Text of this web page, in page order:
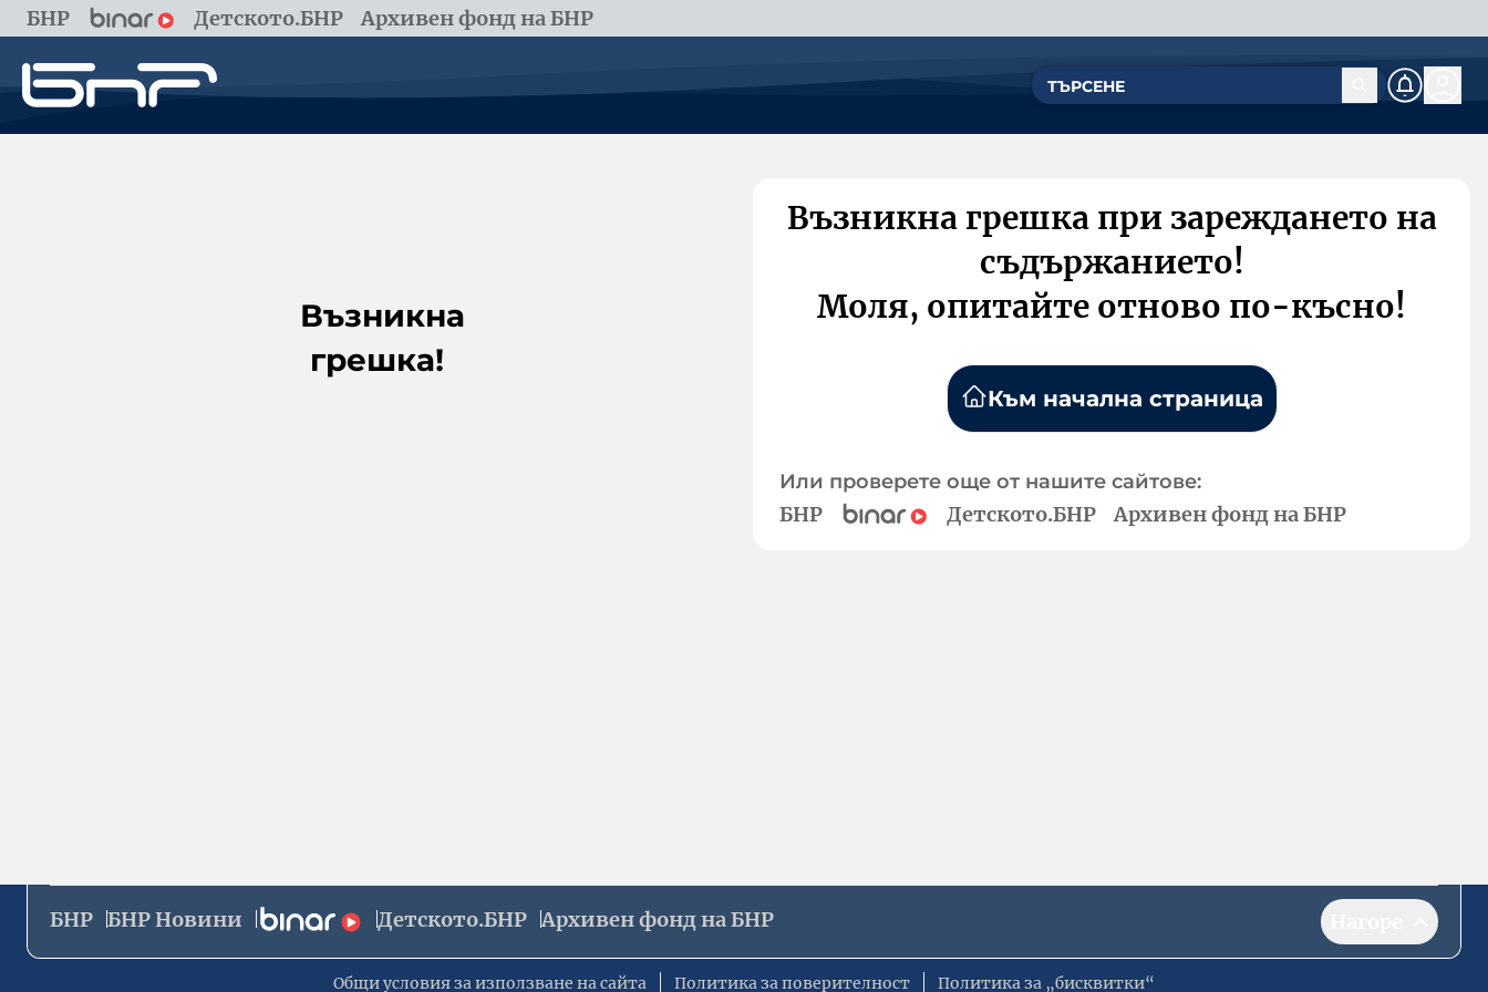
БНР Детското.БНР Архивен фонд на БНР
Възникна
грешка!
Възникна грешка при зареждането на
съдържанието!
Моля, опитайте отново по-късно!
Към начална страница
Или проверете още от нашите сайтове:
БНР Детското.БНР Архивен фонд на БНР
БНР БНР Новини Детското.БНР Архивен фонд на БНР
Общи условия за използване на сайта Политика за поверителност Политика за „бисквитки“